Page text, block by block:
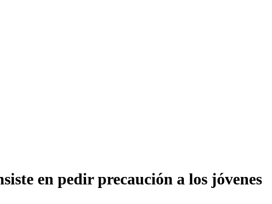
en pedir precaución a los jóvenes